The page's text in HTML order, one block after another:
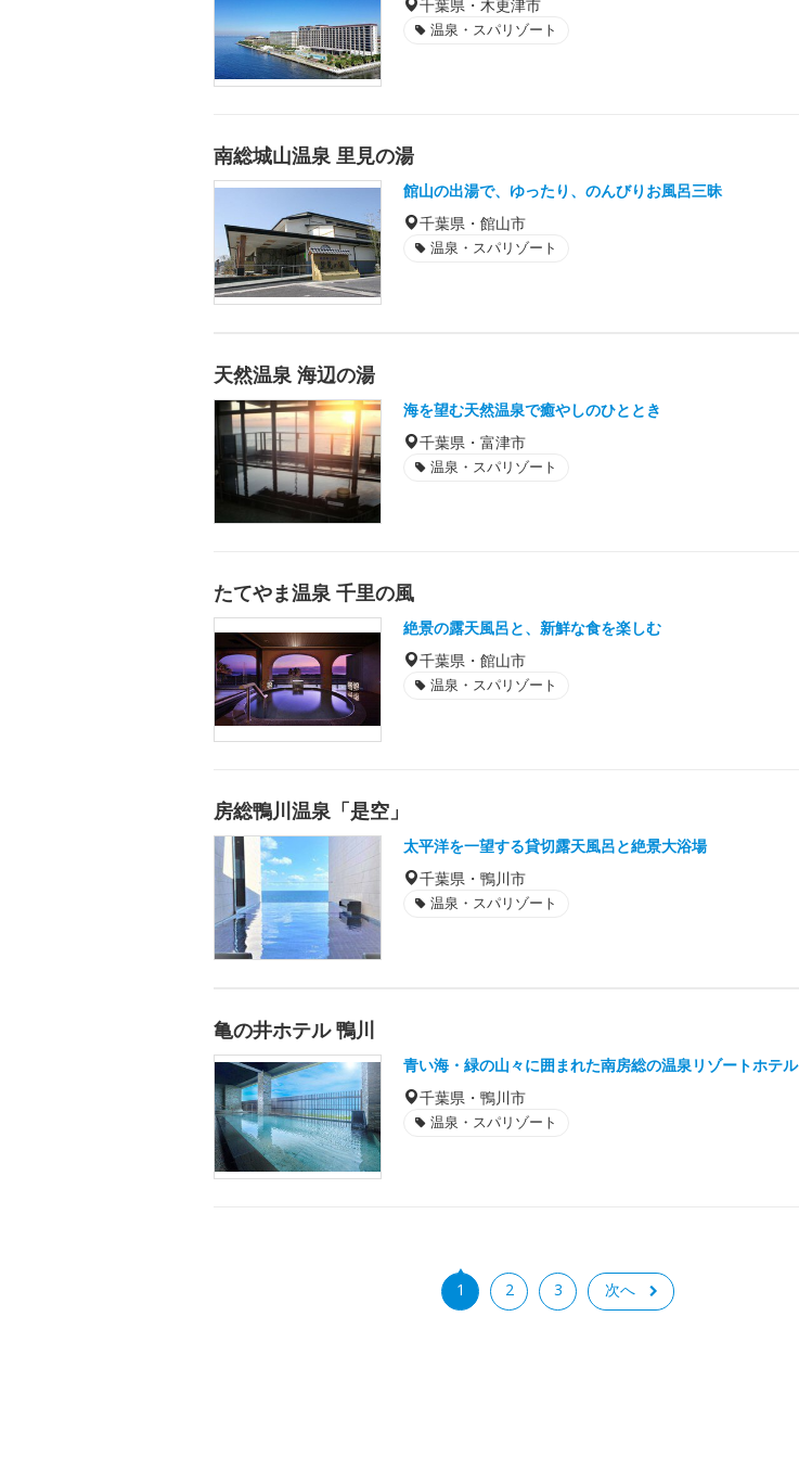
千葉県・木更津市
温泉・スパリゾート
南総城山温泉 里見の湯
館山の出湯で、ゆったり、のんびりお風呂三昧
千葉県・館山市
温泉・スパリゾート
天然温泉 海辺の湯
海を望む天然温泉で癒やしのひととき
千葉県・富津市
温泉・スパリゾート
たてやま温泉 千里の風
絶景の露天風呂と、新鮮な食を楽しむ
千葉県・館山市
温泉・スパリゾート
房総鴨川温泉「是空」
太平洋を一望する貸切露天風呂と絶景大浴場
千葉県・鴨川市
温泉・スパリゾート
亀の井ホテル 鴨川
青い海・緑の山々に囲まれた南房総の温泉リゾートホテル
千葉県・鴨川市
温泉・スパリゾート
1 2 3 次へ